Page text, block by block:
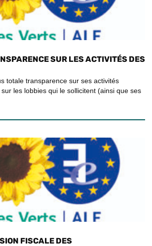
SUR LES ACTIVITÉS DES
totale transparence sur ses activités
les lobbies qui le sollicitent (ainsi que ses
FISCALE DES